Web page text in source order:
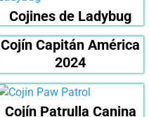
Cojines de Ladybug
Cojín Capitán América
2024
Cojín Patrulla Canina